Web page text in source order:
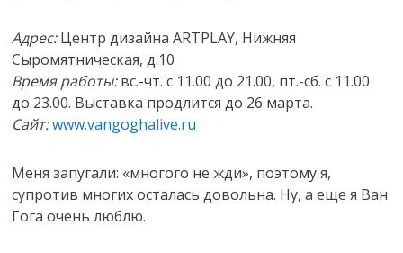
Адрес:Центр дизайна ARTPLAY, Нижняя
Сыромятническая, д.10
Время работы:вс.-чт. с 11.00 до 21.00, пт.-сб. с 11.00
до 23.00. Выставка продлится до 26 марта.
Сайт:www.vangoghalive.ru
Меня запугали: «многого не жди», поэтому я,
супротив многих осталась довольна. Ну, а еще я Ван
Гога очень люблю.